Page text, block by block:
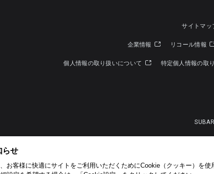
サイトマッ
企業情報 リコール情報
個人情報の取り扱いについて 特定個人情報の取
らせ​
お客様に快適にサイトをご利用いただくためにCookie（クッキー）を使